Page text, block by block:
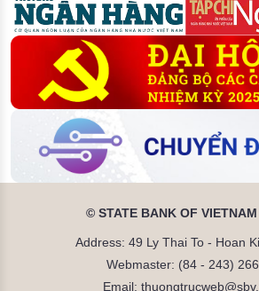
© STATE BANK OF
Address: 49 Ly Thai To - Hoan
Webmaster: (84 - 243)
Email: